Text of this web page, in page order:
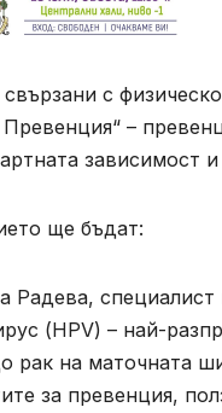
с
–
зависимост
ще бъдат:
Радева,
(HPV) – най-
рак на маточната
за превенция,